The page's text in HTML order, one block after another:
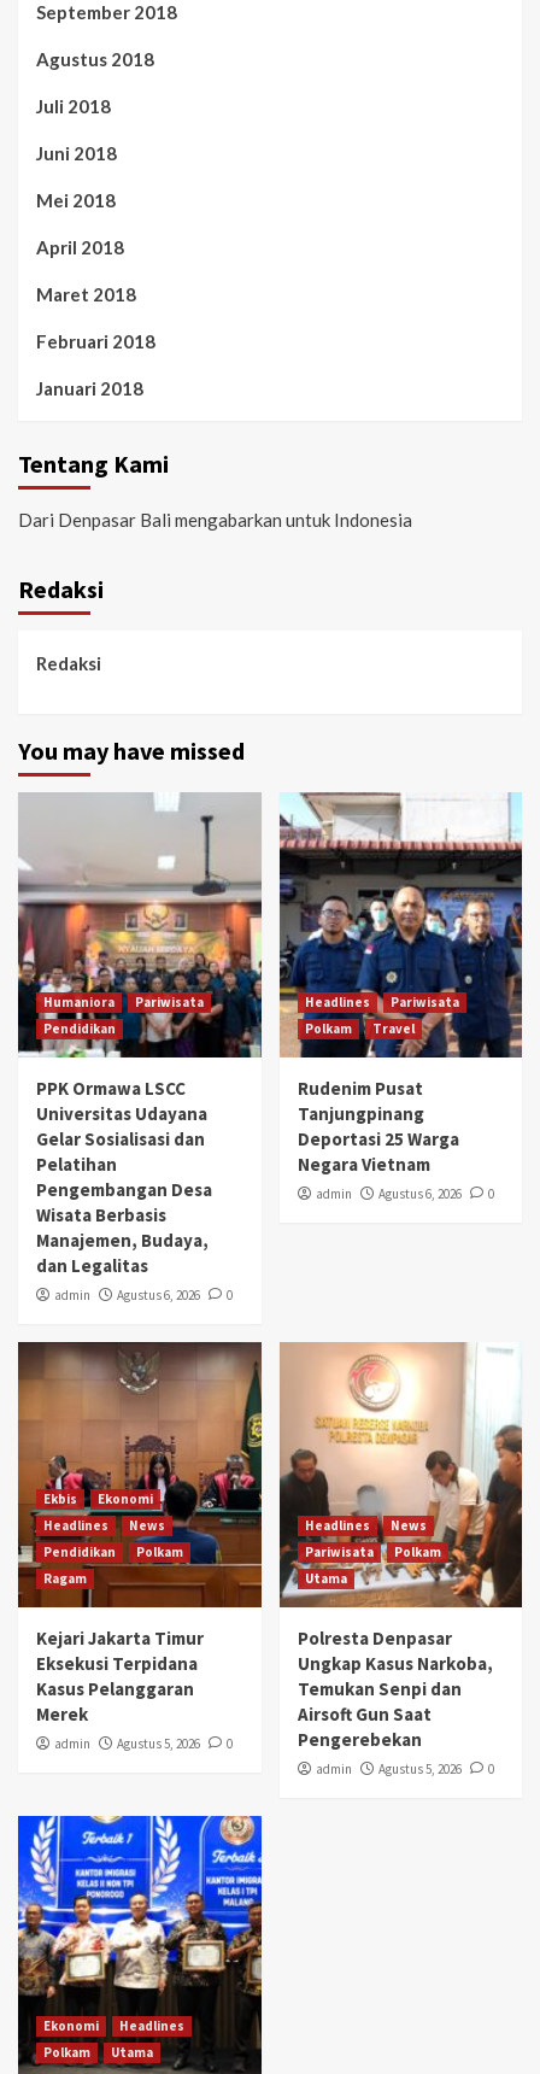
September 2018
Agustus 2018
Juli 2018
Juni 2018
Mei 2018
April 2018
Maret 2018
Februari 2018
Januari 2018
Tentang Kami
Dari Denpasar Bali mengabarkan untuk Indonesia
Redaksi
Redaksi
You may have missed
Humaniora
Pariwisata
Pendidikan
PPK Ormawa LSCC
Universitas Udayana
Gelar Sosialisasi dan
Pelatihan
Pengembangan Desa
Wisata Berbasis
Manajemen, Budaya,
dan Legalitas
admin Agustus 6, 2026 0
Headlines
Pariwisata
Polkam
Travel
Rudenim Pusat
Tanjungpinang
Deportasi 25 Warga
Negara Vietnam
admin Agustus 6, 2026 0
Ekbis
Ekonomi
Headlines
News
Pendidikan
Polkam
Ragam
Kejari Jakarta Timur
Eksekusi Terpidana
Kasus Pelanggaran
Merek
admin Agustus 5, 2026 0
Headlines
News
Pariwisata
Polkam
Utama
Polresta Denpasar
Ungkap Kasus Narkoba,
Temukan Senpi dan
Airsoft Gun Saat
Pengerebekan
admin Agustus 5, 2026 0
Ekonomi
Headlines
Polkam
Utama